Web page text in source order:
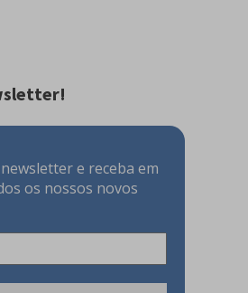
e receba em
os nossos novos